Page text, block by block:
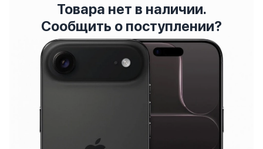
Товара нет в наличии.
Сообщить о поступлении?